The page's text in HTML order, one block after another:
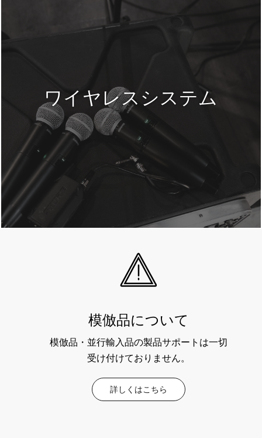
ワイヤレスシステム
模倣品について
模倣品・並行輸入品の製品サポートは一切
受け付けておりません。
詳しくはこちら